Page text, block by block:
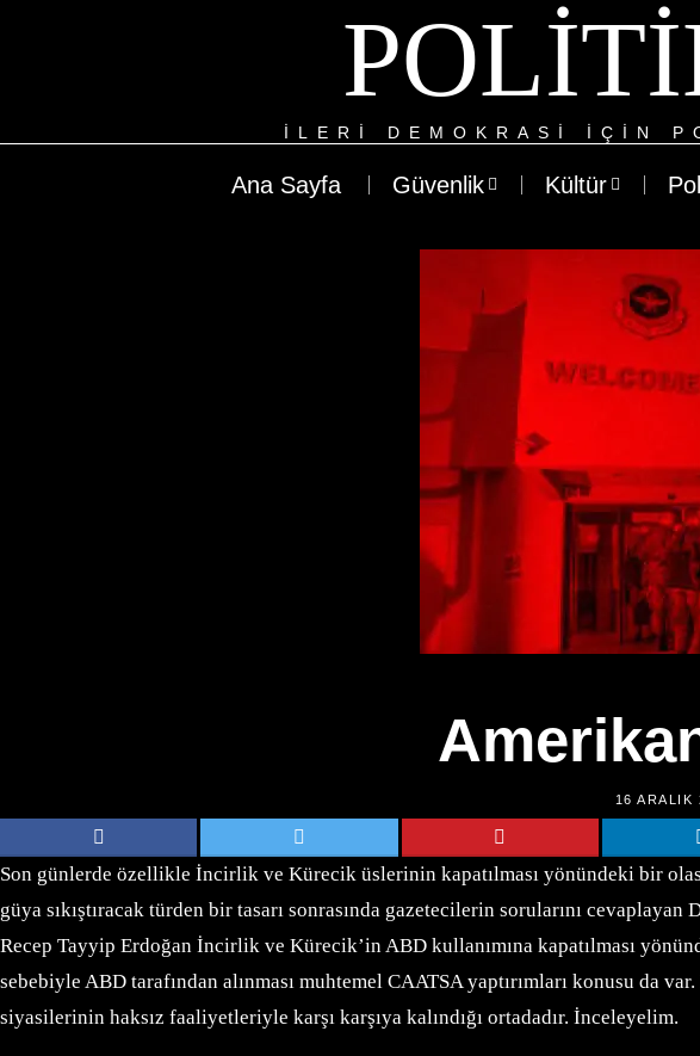
ILERI DEMOKRASI IÇIN
Ana Sayfa Güvenlik Kültür
16 ARALIK
Son günlerde özellikle İncirlik ve Kürecik üslerinin kapatılması yönündeki bir
güya sıkıştıracak türden bir tasarı sonrasında gazetecilerin sorularını
Recep Tayyip Erdoğan İncirlik ve Kürecik’in ABD kullanımına kapatılması
sebebiyle ABD tarafından alınması muhtemel CAATSA yaptırımları konusu
siyasilerinin haksız faaliyetleriyle karşı karşıya kalındığı ortadadır. İnceleyelim.